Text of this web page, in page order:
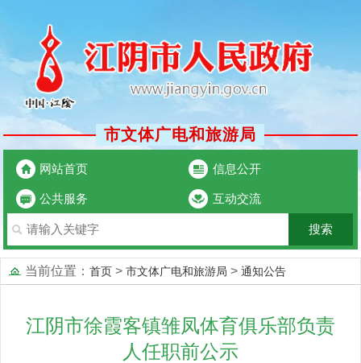
市文体广电和旅游局
网站首页 信息公开
公共服务 互动交流
当前位置： 首页 > 市文体广电和旅游局 > 通知公告
江阴市徐霞客镇雏凤体育俱乐部负责
人任职前公示